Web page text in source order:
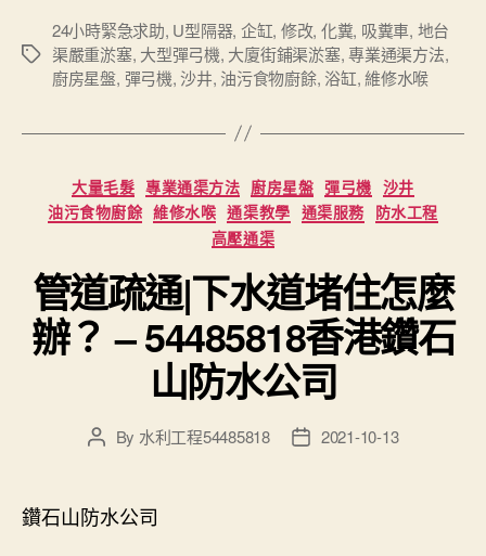
Tags
24小時緊急求助, U型隔器, 企缸, 修改, 化糞, 吸糞車, 地台
渠嚴重淤塞, 大型彈弓機, 大廈街鋪渠淤塞,專業通渠方法,
廚房星盤, 彈弓機,沙井, 油污食物廚餘, 浴缸,維修水喉
Categories
大量毛髮 專業通渠方法 廚房星盤 彈弓機 沙井
油污食物廚餘 維修水喉 通渠教學 通渠服務 防水工程
高壓通渠
管道疏通|下水道堵住怎麼
辦？ – 54485818香港鑽石
山防水公司
PostBy 水利工程54485818
Post2021-10-13
鑽石山防水公司